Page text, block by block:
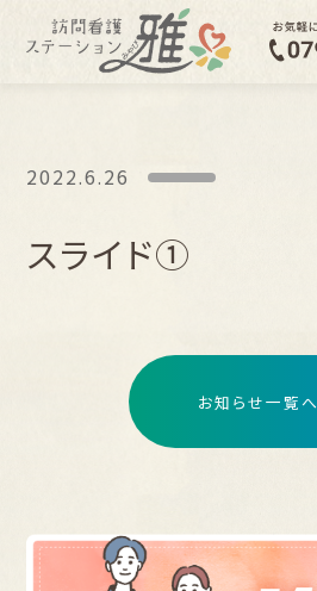
2022.6.26
スライド①
お知らせ一覧へ